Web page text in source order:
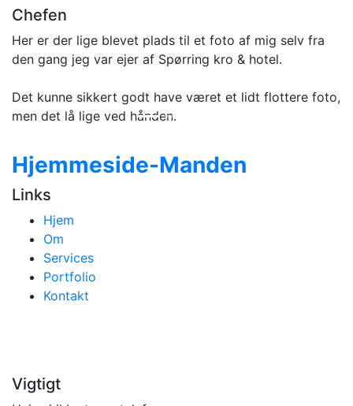
Chefen
Her er der lige blevet plads til et foto af mig selv fra
den gang jeg var ejer af Spørring kro & hotel.
Det kunne sikkert godt have været et lidt flottere foto,
men det lå lige ved hånden.
Hjemmeside-Manden
Links
Hjem
Om
Services
Portfolio
Kontakt
Vigtigt